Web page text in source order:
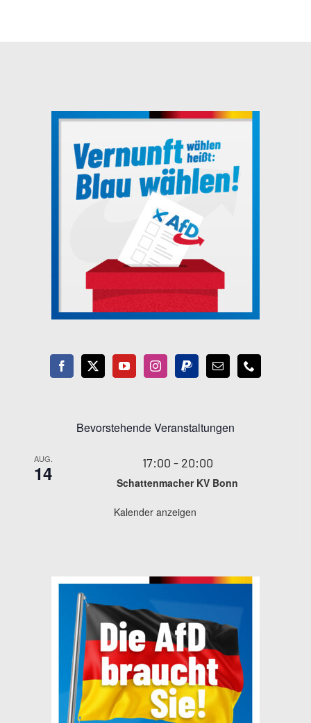
Bevorstehende Veranstaltungen
AUG.
14 17:00 - 20:00
Schattenmacher KV Bonn
Kalender anzeigen